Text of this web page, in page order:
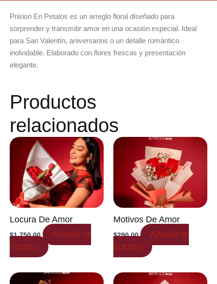
Prision En Petalos es un arreglo floral diseñado para
sorprender y transmitir amor en una ocasión especial. Ideal
para San Valentín, aniversarios o un detalle romántico
inolvidable. Elaborado con flores frescas y presentación
elegante.
Productos
relacionados
Locura De Amor
$1,750.00
Añadir al
carrito
Motivos De Amor
$290.00
Añadir al
carrito